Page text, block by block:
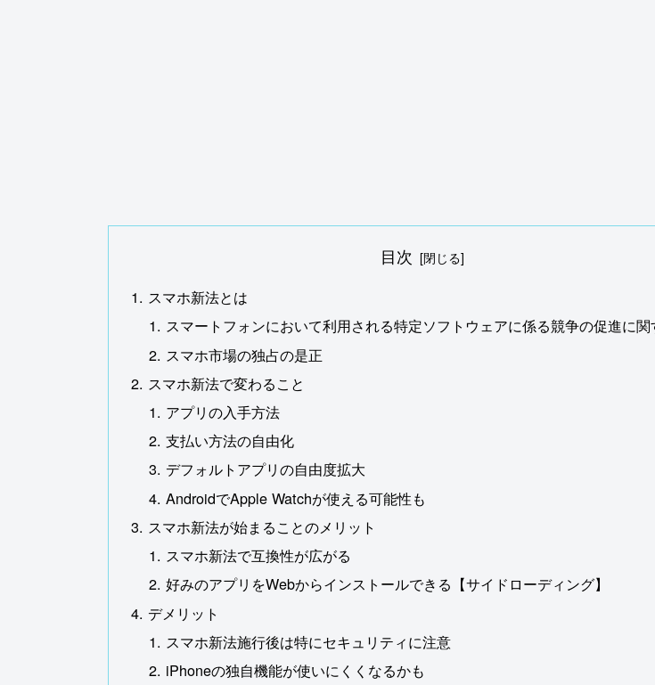
目次
スマホ新法とは
スマートフォンにおいて利用される特定ソフトウェアに係る競争の促進に
スマホ市場の独占の是正
スマホ新法で変わること
アプリの入手方法
支払い方法の自由化
デフォルトアプリの自由度拡大
AndroidでApple Watchが使える可能性も
スマホ新法が始まることのメリット
スマホ新法で互換性が広がる
好みのアプリをWebからインストールできる【サイドローディング】
デメリット
スマホ新法施行後は特にセキュリティに注意
iPhoneの独自機能が使いにくくなるかも